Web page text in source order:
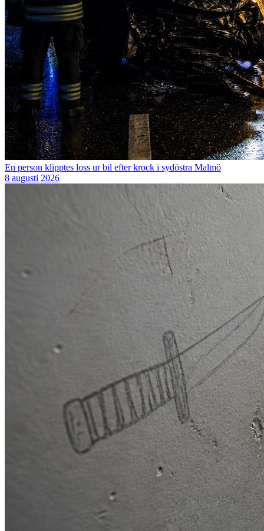
En person klipptes loss ur bil efter krock i sydöstra Malmö
8 augusti 2026